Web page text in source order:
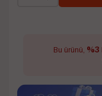
Bu ürünü, %3